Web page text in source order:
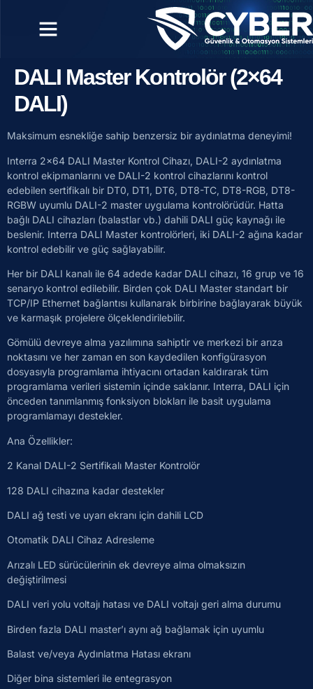
DALI Master Kontrolör (2×64
DALI)
Maksimum esnekliğe sahip benzersiz bir aydınlatma deneyimi!
Interra 2×64 DALI Master Kontrol Cihazı, DALI-2 aydınlatma
kontrol ekipmanlarını ve DALI-2 kontrol cihazlarını kontrol
edebilen sertifikalı bir DT0, DT1, DT6, DT8-TC, DT8-RGB, DT8-
RGBW uyumlu DALI-2 master uygulama kontrolörüdür. Hatta
bağlı DALI cihazları (balastlar vb.) dahili DALI güç kaynağı ile
beslenir. Interra DALI Master kontrolörleri, iki DALI-2 ağına kadar
kontrol edebilir ve güç sağlayabilir.
Her bir DALI kanalı ile 64 adede kadar DALI cihazı, 16 grup ve 16
senaryo kontrol edilebilir. Birden çok DALI Master standart bir
TCP/IP Ethernet bağlantısı kullanarak birbirine bağlayarak büyük
ve karmaşık projelere ölçeklendirilebilir.
Gömülü devreye alma yazılımına sahiptir ve merkezi bir arıza
noktasını ve her zaman en son kaydedilen konfigürasyon
dosyasıyla programlama ihtiyacını ortadan kaldırarak tüm
programlama verileri sistemin içinde saklanır. Interra, DALI için
önceden tanımlanmış fonksiyon blokları ile basit uygulama
programlamayı destekler.
Ana Özellikler:
2 Kanal DALI-2 Sertifikalı Master Kontrolör
128 DALI cihazına kadar destekler
DALI ağ testi ve uyarı ekranı için dahili LCD
Otomatik DALI Cihaz Adresleme
Arızalı LED sürücülerinin ek devreye alma olmaksızın
değiştirilmesi
DALI veri yolu voltajı hatası ve DALI voltajı geri alma durumu
Birden fazla DALI master’ı aynı ağ bağlamak için uyumlu
Balast ve/veya Aydınlatma Hatası ekranı
Diğer bina sistemleri ile entegrasyon